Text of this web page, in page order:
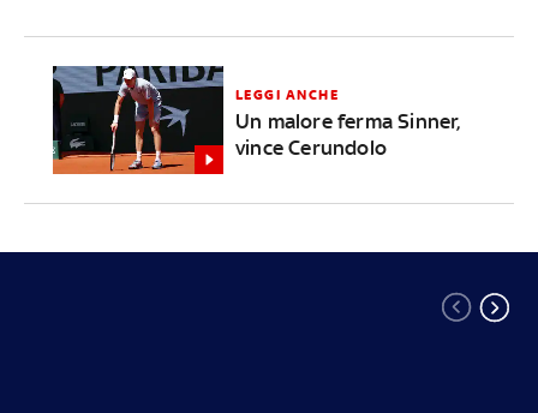
LEGGI ANCHE
Un malore ferma Sinner,
vince Cerundolo